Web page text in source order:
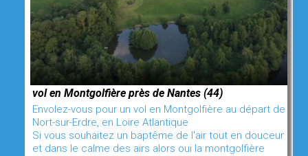
vol en Montgolfière près de Nantes (44)
Envolez-vous pour un vol en Montgolfière au départ de
Nort-sur-Erdre, en Loire Atlantique
Si vous souhaitez un baptême de l'air tout en douceur
et dans le calme des airs alors oui la montgolfière